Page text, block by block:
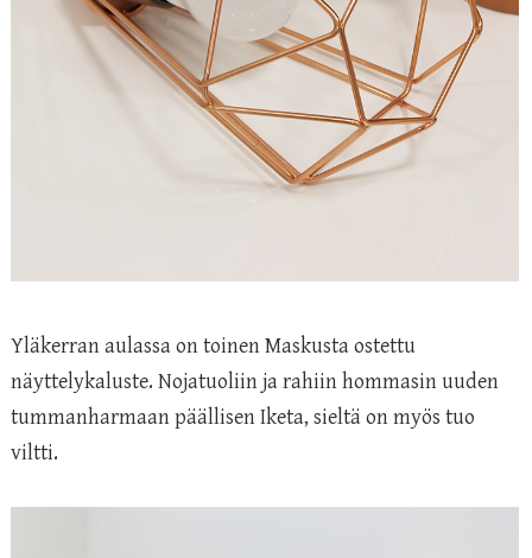
Yläkerran aulassa on toinen Maskusta ostettu
näyttelykaluste. Nojatuoliin ja rahiin hommasin uuden
tummanharmaan päällisen Iketa, sieltä on myös tuo
viltti.